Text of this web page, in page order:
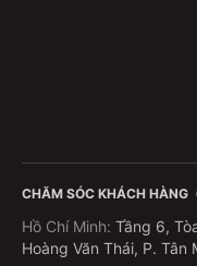
CHĂM SÓC KHÁCH HÀNG
Hồ Chí Minh: Tầng 6,
Hoàng Văn Thái, P. Tân